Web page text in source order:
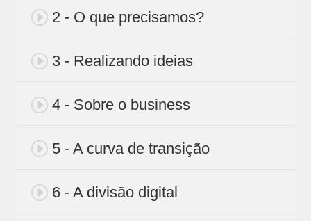
2 - O que precisamos?
3 - Realizando ideias
4 - Sobre o business
5 - A curva de transição
6 - A divisão digital